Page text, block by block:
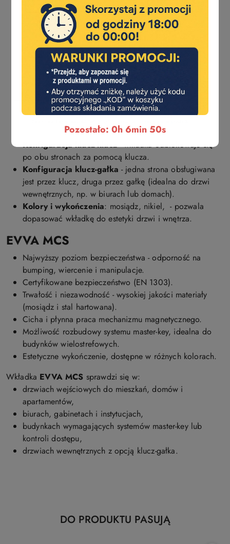
Pozostało: 0h 6min 49s
Konfiguracja klucz-klucz- wkładka odblokowuje się
po obu stronach za pomocą klucza.
Konfiguracja klucz-gałka - jedna strona obsługiwana
jest przez klucz, druga przez gałkę (idealna do drzwi
wewnętrznych, np. w biurach lub domach).
Kolory i wykończenia: mosiądz, nikiel, - pozwala
dopasować wkładkę do estetyki drzwi i wnętrza.
EVVA MCS
Najwyższy poziom bezpieczeństwa - odporność na
bumping, wiercenie i manipulacje.
Certyfikowane bezpieczeństwo (EN 1303).
Trwałość i niezawodność - wysokiej jakości materiały
(mosiądz i stal hartowana).
Cicha i płynna praca mechanizmu magnetycznego.
Możliwość rozbudowy systemu master-key, idealna do
budynków wielostrefowych.
Estetyczne wykończenie, dostępne w różnych kolorach.
Wkładka EVVA MCS sprawdzi się w:
drzwiach wejściowych do mieszkań, domów i
apartamentów,
biurach, gabinetach i instytucjach,
budynkach wymagających systemów master-key lub
kontroli dostępu,
drzwiach wewnętrznych z opcją klucz-gałka.
Pomiń karuzelę produktów
Produkty
DO PRODUKTU PASUJĄ